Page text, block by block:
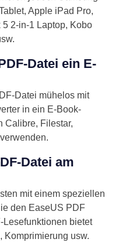
Apple iPad Pro,
2-in-1 Laptop, Kobo
Datei ein E-
Datei mühelos mit
in ein E-Book-
Calibre, Filestar,
Datei am
mit einem speziellen
den EaseUS PDF
Lesefunktionen bietet
Komprimierung usw.